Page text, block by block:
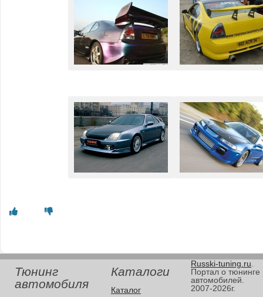
Тюнинг
автомобиля
Каталоги
Каталог
Russki-tuning.ru
Портал о тюнинге
автомобилей.
2007-2026г.